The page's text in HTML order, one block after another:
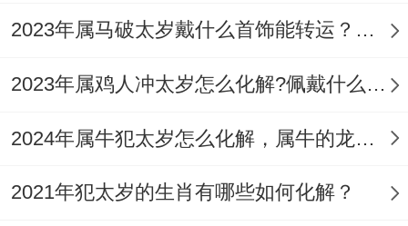
来的负面影响~寓意贵星拱照、财顺运顺。
5:害太岁应对法
属虎的面临2025害太岁的干扰、“害”代表着
边平日信任或忽视的人给自己带来的影响，
2023年属马破太岁戴什么首饰能转运？什么吉祥物能旺运？
2023年属鸡人冲太岁怎么化解?佩戴什么吉祥物好？
2024年属牛犯太岁怎么化解，属牛的龙年简单有效化解太岁的方法
2021年犯太岁的生肖有哪些如何化解？